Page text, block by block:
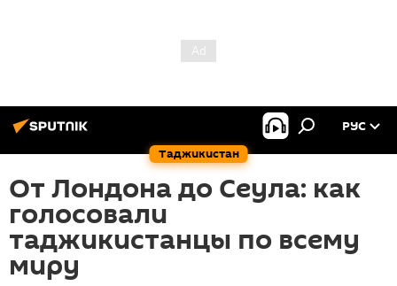
Таджикистан
РУС
От Лондона до Сеула: как
голосовали
таджикистанцы по всему
миру